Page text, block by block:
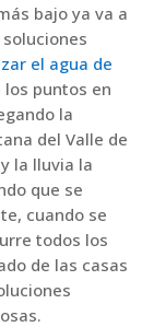
bajo ya va a
el agua de
puntos en
la
del Valle de
la lluvia la
que se
cuando se
todos los
de las casas